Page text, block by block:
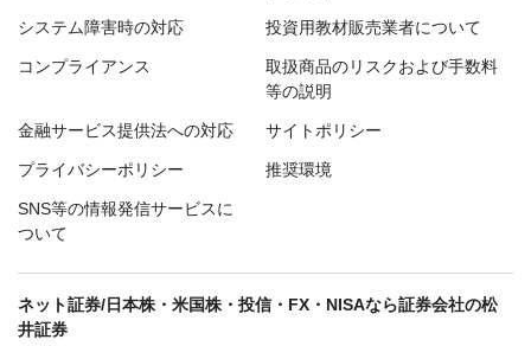
システム障害時の対応 投資用教材販売業者について
コンプライアンス
取扱商品のリスクおよび手数料
等の説明
金融サービス提供法への対応 サイトポリシー
プライバシーポリシー 推奨環境
SNS等の情報発信サービスに
ついて
ネット証券/日本株・米国株・投信・FX・NISAなら証券会社の松
井証券